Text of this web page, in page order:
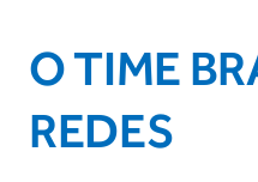
O TIME
REDES